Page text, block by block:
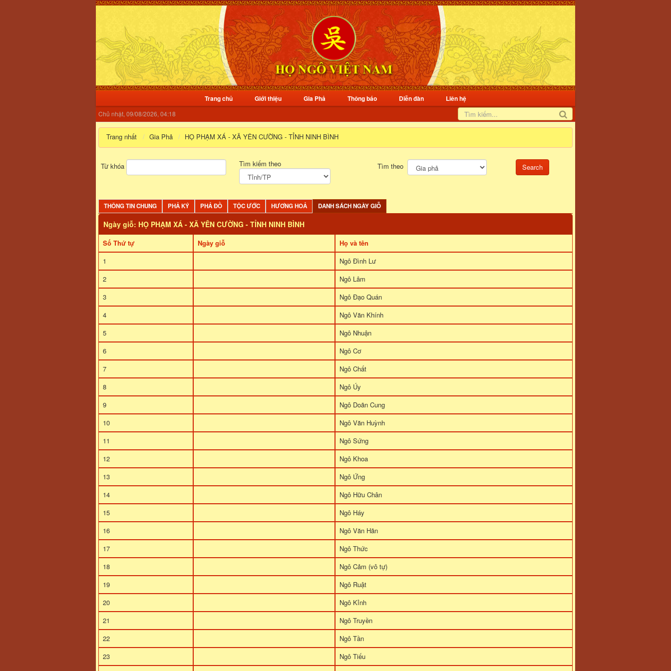
Trang chủ Giới thiệu Gia Phả Thông báo Diễn đàn Liên hệ
Chủ nhật, 09/08/2026, 04:18
Trang nhất Gia Phả HỌ PHẠM XÁ - XÃ YÊN CƯỜNG - TỈNH NINH BÌNH
Từ khóa Tìm kiếm theo Tìm theo
THÔNG TIN CHUNG PHẢ KÝ PHẢ ĐỒ TỘC ƯỚC HƯƠNG HOẢ DANH SÁCH NGÀY GIỖ
Ngày giỗ: HỌ PHẠM XÁ - XÃ YÊN CƯỜNG - TỈNH NINH BÌNH
Số Thứ tự Ngày giỗ
Họ và tên
1
Ngô Đình Lư
2
Ngô Lâm
3
Ngô Đạo Quán
4
Ngô Văn Khính
5
Ngô Nhuận
6
Ngô Cơ
7
Ngô Chất
8
Ngô Úy
9
Ngô Doãn Cung
10
Ngô Văn Huỳnh
11
Ngô Sứng
12
Ngô Khoa
13
Ngô Ứng
14
Ngô Hữu Chân
15
Ngô Háy
16
Ngô Văn Hãn
17
Ngô Thức
18
Ngô Cảm (vô tự)
19
Ngô Ruật
20
Ngô Kỉnh
21
Ngô Truyền
22
Ngô Tần
23
Ngô Tiếu